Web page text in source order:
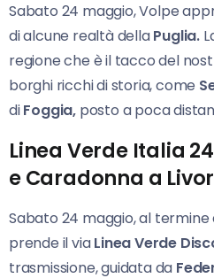
Sabato 24 maggio, Volpe
di alcune realtà dellaPuglia.
regione che è il tacco del
borghi ricchi di storia, come
diFoggia, posto a poca
Linea Verde Italia
e Caradonna a
Sabato 24 maggio, al termine
prende il viaLineaVerde
trasmissione, guidata da